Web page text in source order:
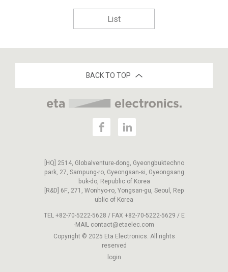
List
BACK TO TOP
[HQ] 2514, Globalventure-dong, Gyeongbuktechno
park, 27, Sampung-ro, Gyeongsan-si, Gyeongsang
buk-do, Republic of Korea
[R&D] 6F, 271, Wonhyo-ro, Yongsan-gu, Seoul, Rep
ublic of Korea
TEL +82-70-5222-5628 / FAX +82-70-5222-5629 / E
-MAIL contact@etaelec.com
Copyright © 2025 Eta Electronics. All rights
reserved
login